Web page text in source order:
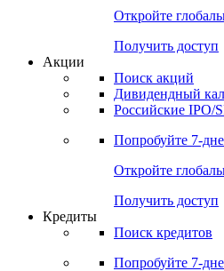
Откройте
Получить доступ
Акции
Поиск акций
Дивидендный
Российские IPO/
Попробуйте 7-
Откройте
Получить доступ
Кредиты
Поиск кредитов
Попробуйте 7-